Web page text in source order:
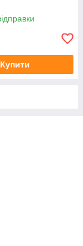
Купити